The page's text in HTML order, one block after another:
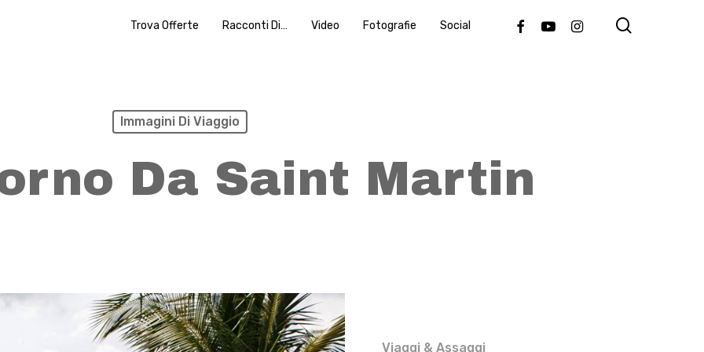
Trova Offerte Racconti Di… Video Fotografie Social FacebookYoutubeInstagram
Immagini Di Viaggio
Da Saint Martin
Viaggi & Assaggi